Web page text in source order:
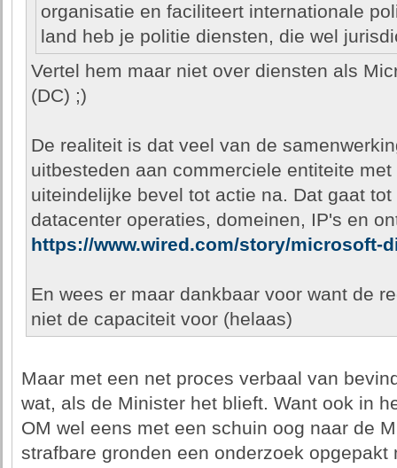
organisatie en faciliteert internationale
land heb je politie diensten, die wel
Vertel hem maar niet over diensten als
(DC) ;)
De realiteit is dat veel van de
uitbesteden aan commerciele entiteite
uiteindelijke bevel tot actie na. Dat gaat
datacenter operaties, domeinen, IP's en
https://www.wired.com/story/microsoft-
En wees er maar dankbaar voor want de
niet de capaciteit voor (helaas)
Maar met een net proces verbaal van
wat, als de Minister het blieft. Want ook in
OM wel eens met een schuin oog naar de
strafbare gronden een onderzoek